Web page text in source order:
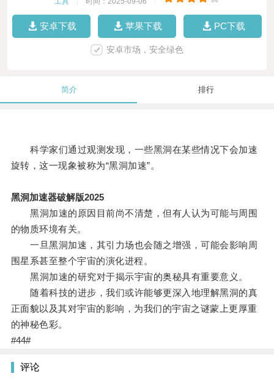
安卓下载 苹果下载 PC下载
安卓市场，安全绿色
简介 排行
科学家们通过观测发现，一些黑洞在某些情况下会加速
旋转，这一现象被称为“黑洞加速”。
黑洞加速器破解版2025
黑洞加速的原因目前尚不清楚，但有人认为可能与周围
的物质环境有关。
一旦黑洞加速，其引力场也会随之增强，可能会影响周
围星系甚至整个宇宙的演化进程。
黑洞加速的研究对于揭示宇宙的奥秘具有重要意义。
随着科技的进步，我们或许能够更深入地理解黑洞的真
正面貌以及其对宇宙的影响，为我们的宇宙之谜蒙上更厚重
的神秘色彩。
#44#
评论